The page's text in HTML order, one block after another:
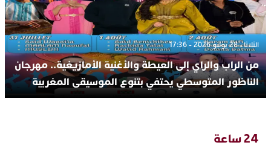
الثلاثاء 28 يوليو 2026 - 17:36
من الراب والراي إلى العيطة والأغنية الأمازيغية.. مهرجان
الناظور المتوسطي يحتفي بتنوع الموسيقى المغربية
24 ساعة